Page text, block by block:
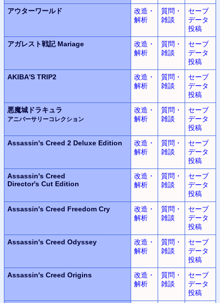
アウターワールド
改造・
解析
質問・
雑談
セーブ
データ
投稿
アガレスト戦記 Mariage
改造・
解析
質問・
雑談
セーブ
データ
投稿
AKIBA'S TRIP2
改造・
解析
質問・
雑談
セーブ
データ
投稿
悪魔城ドラキュラ
アニバーサリーコレクション
改造・
解析
質問・
雑談
セーブ
データ
投稿
Assassin's Creed 2 Deluxe Edition
改造・
解析
質問・
雑談
セーブ
データ
投稿
Assassin's Creed
Director's Cut Edition
改造・
解析
質問・
雑談
セーブ
データ
投稿
Assassin's Creed Freedom Cry
改造・
解析
質問・
雑談
セーブ
データ
投稿
Assassin's Creed Odyssey
改造・
解析
質問・
雑談
セーブ
データ
投稿
Assassin's Creed Origins
改造・
解析
質問・
雑談
セーブ
データ
投稿